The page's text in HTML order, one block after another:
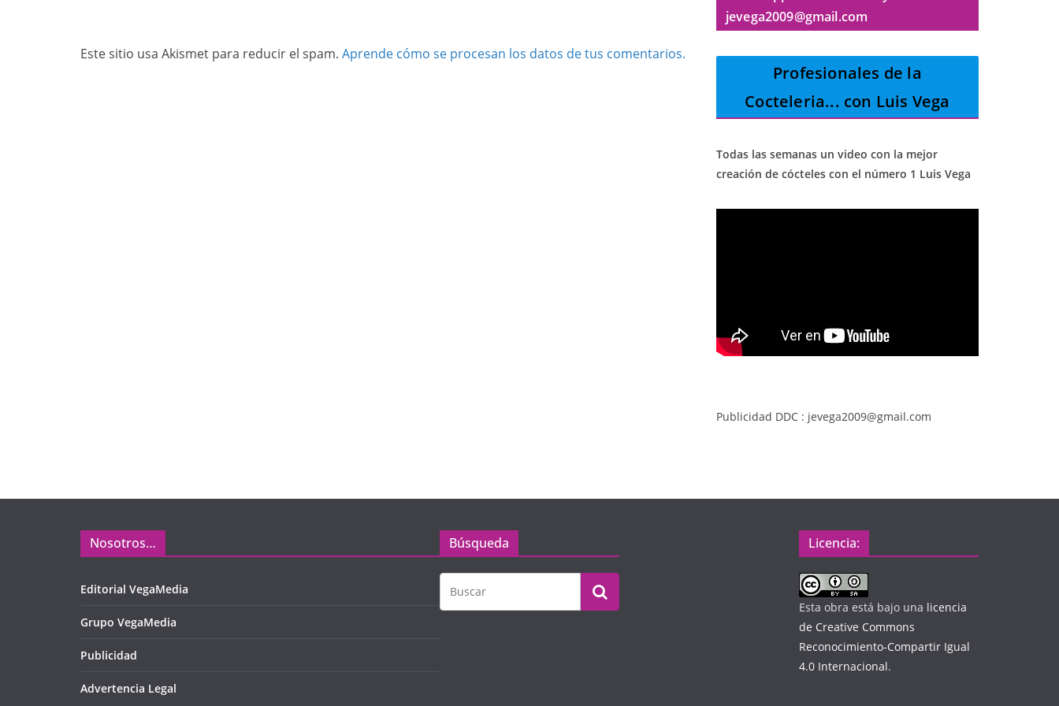
Este sitio usa Akismet para reducir el spam. Aprende cómo se procesan los datos de tus comentarios.
jevega2009@gmail.com
Profesionales de la
Cocteleria... con Luis Vega
Todas las semanas un video con la mejor
creación de cócteles con el número 1 Luis Vega
Publicidad DDC : jevega2009@gmail.com
Nosotros…
Editorial VegaMedia
Grupo VegaMedia
Publicidad
Advertencia Legal
Búsqueda Licencia:
Esta obra está bajo una licencia
de Creative Commons
Reconocimiento-Compartir Igual
4.0 Internacional.